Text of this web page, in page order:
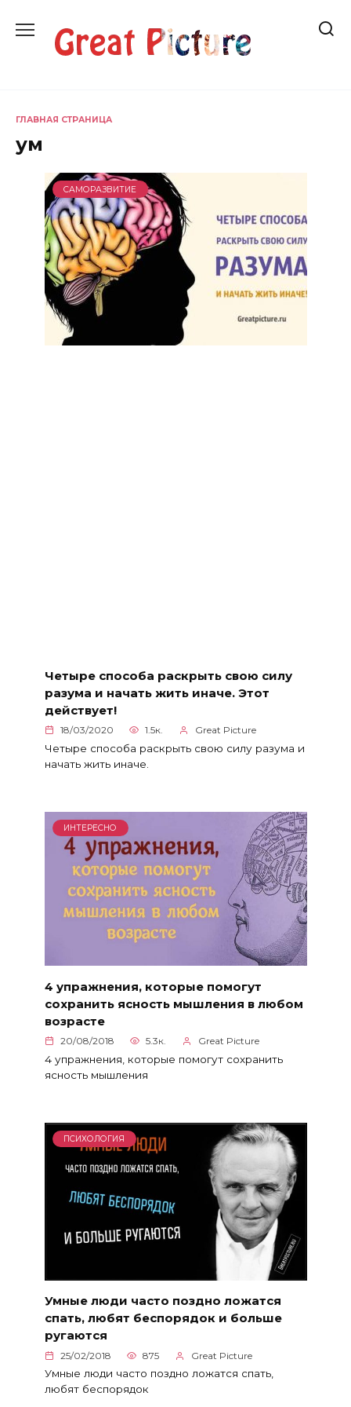
содержанию
ГЛАВНАЯ СТРАНИЦА
ум
САМОРАЗВИТИЕ
Четыре способа раскрыть свою силу
разума и начать жить иначе. Этот
действует!
18/03/2020 1.5к. Great Picture
Четыре способа раскрыть свою силу разума и
начать жить иначе.
ИНТЕРЕСНО
4 упражнения, которые помогут
сохранить ясность мышления в любом
возрасте
20/08/2018 5.3к. Great Picture
4 упражнения, которые помогут сохранить
ясность мышления
ПСИХОЛОГИЯ
Умные люди часто поздно ложатся
спать, любят беспорядок и больше
ругаются
25/02/2018 875 Great Picture
Умные люди часто поздно ложатся спать,
любят беспорядок